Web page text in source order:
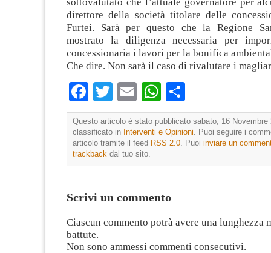
direttore della società titolare delle
Furtei. Sarà per questo che la Regione
mostrato la diligenza necessaria per
concessionaria i lavori per la bonifica
Che dire. Non sarà il caso di rivalutare i
Facebook
TwitterEmailWhatsApp
Questo articolo è stato pubblicato sabato, 16 Novembre
classificato in Interventi e Opinioni . Puoi seguire i
articolo tramite il feed RSS 2.0 . Puoi inviare un
trackback dal tuo sito.
Scrivi un commento
Ciascun commento potrà avere una lunghezza
battute.
Non sono ammessi commenti consecutivi.